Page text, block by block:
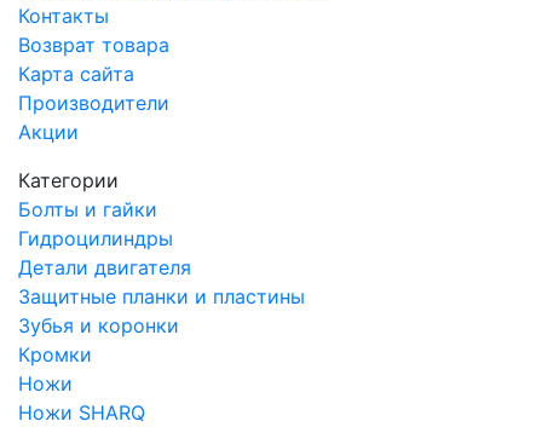
Контакты
Возврат товара
Карта сайта
Производители
Акции
Категории
Болты и гайки
Гидроцилиндры
Детали двигателя
Защитные планки и пластины
Зубья и коронки
Кромки
Ножи
Ножи SHARQ